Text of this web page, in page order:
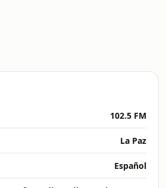
102.5 FM
La Paz
Español